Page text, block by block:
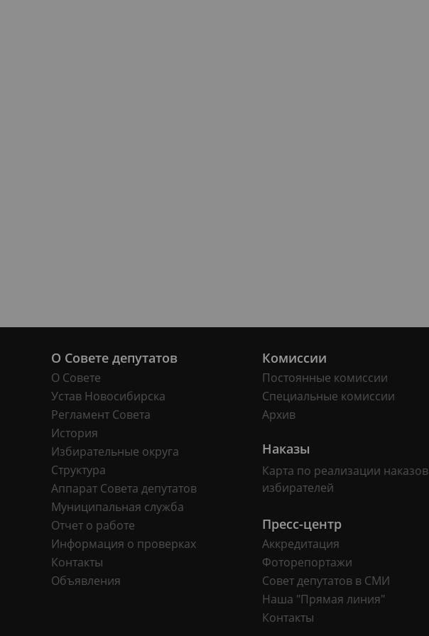
О Совете депутатов
О Совете
Устав Новосибирска
Регламент Совета
История
Избирательные округа
Структура
Аппарат Совета депутатов
Муниципальная служба
Отчет о работе
Информация о проверках
Контакты
Объявления
Комиссии
Постоянные комиссии
Специальные комиссии
Архив
Наказы
Карта по реализации наказов
избирателей
Пресс-центр
Аккредитация
Фоторепортажи
Совет депутатов в СМИ
Наша "Прямая линия"
Контакты